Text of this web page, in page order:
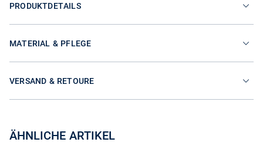
PRODUKTDETAILS
MATERIAL & PFLEGE
VERSAND & RETOURE
ÄHNLICHE ARTIKEL